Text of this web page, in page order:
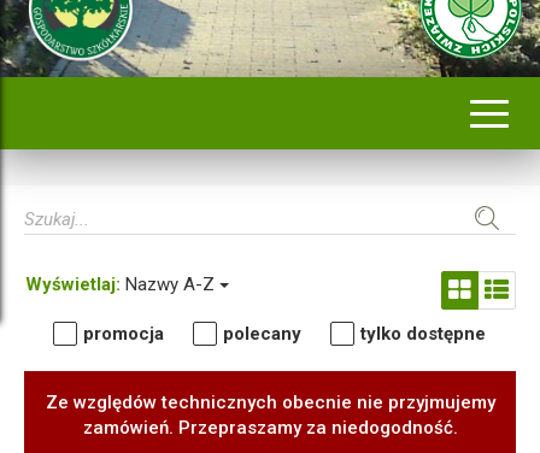
Wyświetlaj: Nazwy A-Z
promocja polecany tylko dostępne
Ze względów technicznych obecnie nie przyjmujemy
zamówień. Przepraszamy za niedogodność.